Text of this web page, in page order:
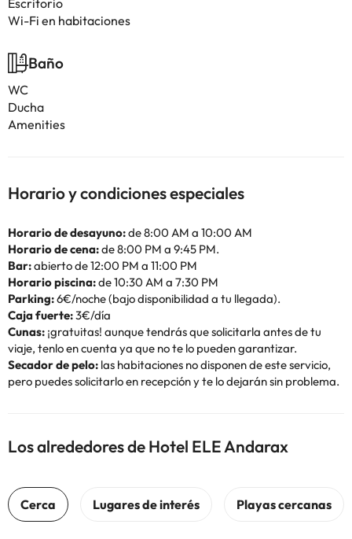
Escritorio
Wi-Fi en habitaciones
Baño
WC
Ducha
Amenities
Horario y condiciones especiales
Horario de desayuno:de 8:00 AM a 10:00 AM
Horario de cena:de 8:00 PM a 9:45 PM.
Bar:abierto de 12:00 PM a 11:00 PM
Horario piscina:de 10:30 AM a 7:30 PM
Parking:6€/noche (bajo disponibilidad a tu llegada).
Caja fuerte:3€/día
Cunas: ¡gratuitas! aunque tendrás que solicitarla antes de tu
viaje, tenlo en cuenta ya que no te lo pueden garantizar.
Secador de pelo: las habitaciones no disponen de este servicio,
pero puedes solicitarlo en recepción y te lo dejarán sin problema.
Los alrededores de Hotel ELE Andarax